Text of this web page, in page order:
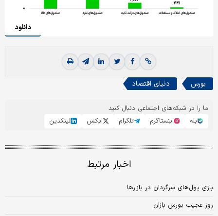
دانلود
بورس دنیای اقتصاد
ما را در شبکه‌های اجتماعی دنبال کنید
بله
اینستاگرم تلگرام ایکس لینکدین
اخبار مرتبط
بازی پول‌های سرگردان در بازارها
روز عجیب بورس بازان